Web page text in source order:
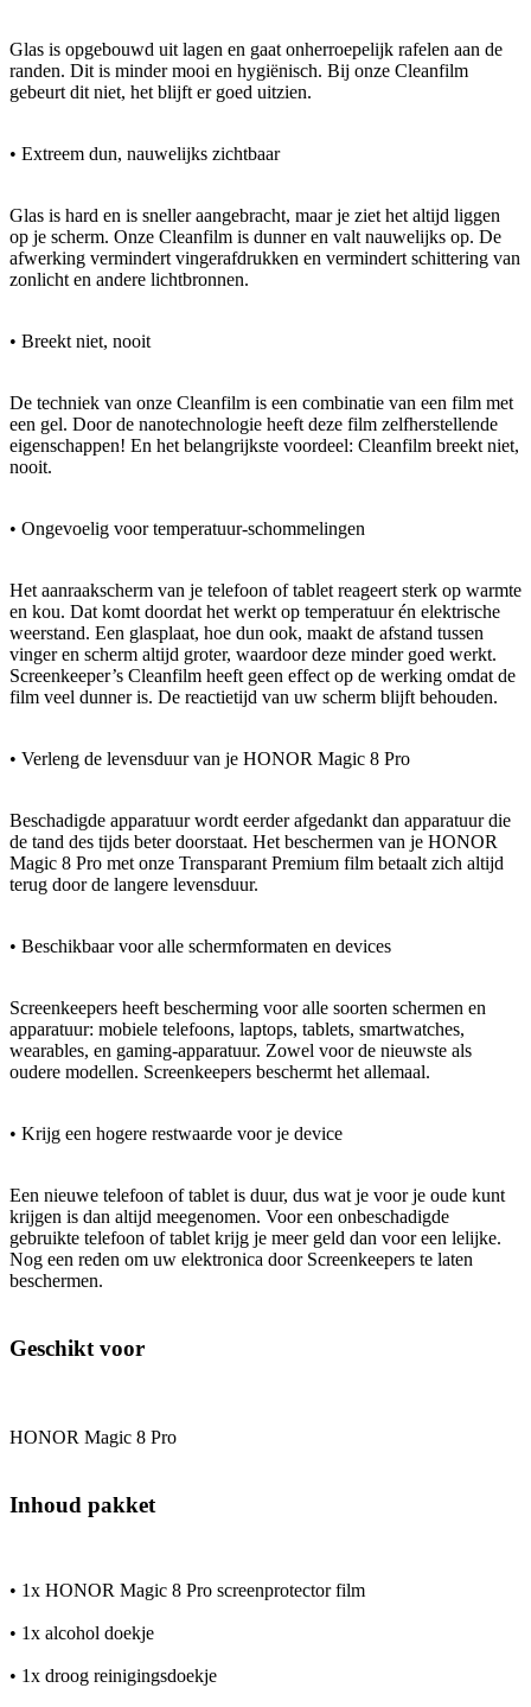
Glas is opgebouwd uit lagen en gaat onherroepelijk rafelen aan de
randen. Dit is minder mooi en hygiënisch. Bij onze Cleanfilm
gebeurt dit niet, het blijft er goed uitzien.
• Extreem dun, nauwelijks zichtbaar
Glas is hard en is sneller aangebracht, maar je ziet het altijd liggen
op je scherm. Onze Cleanfilm is dunner en valt nauwelijks op. De
afwerking vermindert vingerafdrukken en vermindert schittering van
zonlicht en andere lichtbronnen.
• Breekt niet, nooit
De techniek van onze Cleanfilm is een combinatie van een film met
een gel. Door de nanotechnologie heeft deze film zelfherstellende
eigenschappen! En het belangrijkste voordeel: Cleanfilm breekt niet,
nooit.
• Ongevoelig voor temperatuur-schommelingen
Het aanraakscherm van je telefoon of tablet reageert sterk op warmte
en kou. Dat komt doordat het werkt op temperatuur én elektrische
weerstand. Een glasplaat, hoe dun ook, maakt de afstand tussen
vinger en scherm altijd groter, waardoor deze minder goed werkt.
Screenkeeper’s Cleanfilm heeft geen effect op de werking omdat de
film veel dunner is. De reactietijd van uw scherm blijft behouden.
• Verleng de levensduur van je HONOR Magic 8 Pro
Beschadigde apparatuur wordt eerder afgedankt dan apparatuur die
de tand des tijds beter doorstaat. Het beschermen van je HONOR
Magic 8 Pro met onze Transparant Premium film betaalt zich altijd
terug door de langere levensduur.
• Beschikbaar voor alle schermformaten en devices
Screenkeepers heeft bescherming voor alle soorten schermen en
apparatuur: mobiele telefoons, laptops, tablets, smartwatches,
wearables, en gaming-apparatuur. Zowel voor de nieuwste als
oudere modellen. Screenkeepers beschermt het allemaal.
• Krijg een hogere restwaarde voor je device
Een nieuwe telefoon of tablet is duur, dus wat je voor je oude kunt
krijgen is dan altijd meegenomen. Voor een onbeschadigde
gebruikte telefoon of tablet krijg je meer geld dan voor een lelijke.
Nog een reden om uw elektronica door Screenkeepers te laten
beschermen.
Geschikt voor
HONOR Magic 8 Pro
Inhoud pakket
• 1x HONOR Magic 8 Pro screenprotector film
• 1x alcohol doekje
• 1x droog reinigingsdoekje